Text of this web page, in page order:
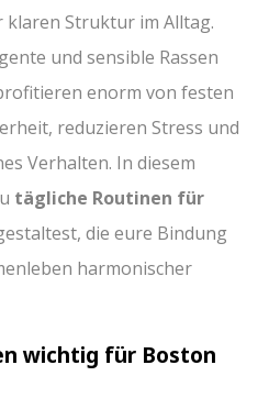
Struktur im Alltag.
und sensible Rassen
enorm von festen
reduzieren Stress und
Verhalten. In diesem
tägliche Routinen für
die eure Bindung
harmonischer
wichtig für Boston